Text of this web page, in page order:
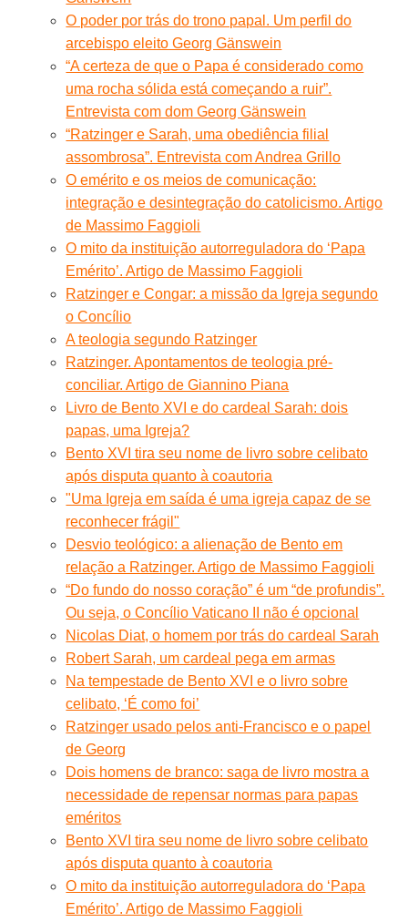
O poder por trás do trono papal. Um perfil do
arcebispo eleito Georg Gänswein
“A certeza de que o Papa é considerado como
uma rocha sólida está começando a ruir”.
Entrevista com dom Georg Gänswein
“Ratzinger e Sarah, uma obediência filial
assombrosa”. Entrevista com Andrea Grillo
O emérito e os meios de comunicação:
integração e desintegração do catolicismo. Artigo
de Massimo Faggioli
O mito da instituição autorreguladora do ‘Papa
Emérito’. Artigo de Massimo Faggioli
Ratzinger e Congar: a missão da Igreja segundo
o Concílio
A teologia segundo Ratzinger
Ratzinger. Apontamentos de teologia pré-
conciliar. Artigo de Giannino Piana
Livro de Bento XVI e do cardeal Sarah: dois
papas, uma Igreja?
Bento XVI tira seu nome de livro sobre celibato
após disputa quanto à coautoria
"Uma Igreja em saída é uma igreja capaz de se
reconhecer frágil"
Desvio teológico: a alienação de Bento em
relação a Ratzinger. Artigo de Massimo Faggioli
“Do fundo do nosso coração” é um “de profundis”.
Ou seja, o Concílio Vaticano II não é opcional
Nicolas Diat, o homem por trás do cardeal Sarah
Robert Sarah, um cardeal pega em armas
Na tempestade de Bento XVI e o livro sobre
celibato, ‘É como foi’
Ratzinger usado pelos anti-Francisco e o papel
de Georg
Dois homens de branco: saga de livro mostra a
necessidade de repensar normas para papas
eméritos
Bento XVI tira seu nome de livro sobre celibato
após disputa quanto à coautoria
O mito da instituição autorreguladora do ‘Papa
Emérito’. Artigo de Massimo Faggioli